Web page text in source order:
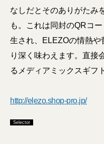
なしだとそのありがたみ
も。これは同封のQRコ
生され、ELEZOの情熱や
り深く味わえます。直接
るメディアミックスギフ
http://elezo.shop-pro.jp/
Selector